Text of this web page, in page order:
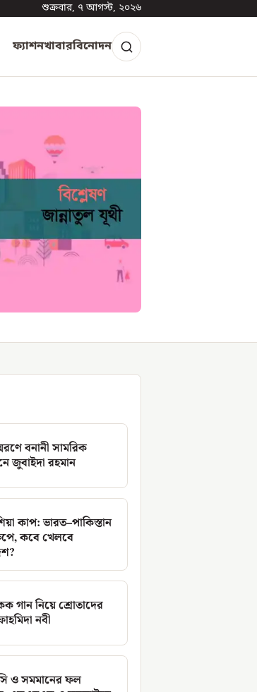
শুক্রবার, ৭ আগস্ট, ২০২৬
ফ্যাশনখাবারবিনোদন
বনানী সামরিক
জুবাইদা রহমান
কাপ: ভারত–পাকিস্তান
কবে খেলবে
গান নিয়ে শ্রোতাদের
নবী
ও সমমানের ফল